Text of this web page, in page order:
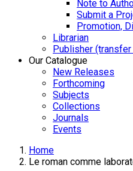
Note to
Submit a
Promotion,
Librarian
Publisher
Our Catalogue
New Releases
Forthcoming
Subjects
Collections
Journals
Events
Home
Le roman comme